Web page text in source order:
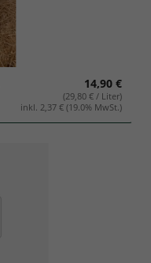
14,90 €
(29,80 € / Liter)
inkl. 2,37 € (19.0% MwSt.)